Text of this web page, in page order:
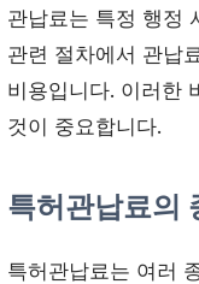
관납료는 특정 행정
관련 절차에서 관납
비용입니다. 이러한
것이 중요합니다.
특허관납료의
특허관납료는 여러